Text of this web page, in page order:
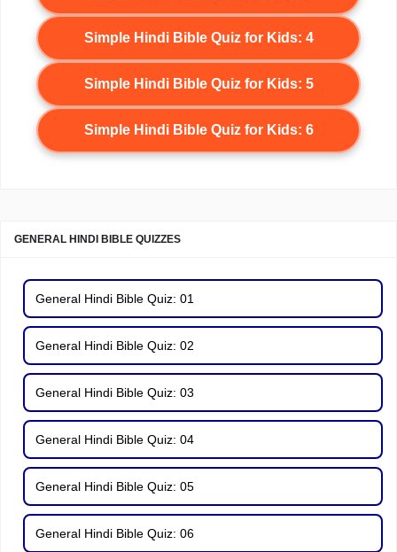
Simple Hindi Bible Quiz for Kids: 4
Simple Hindi Bible Quiz for Kids: 5
Simple Hindi Bible Quiz for Kids: 6
GENERAL HINDI BIBLE QUIZZES
General Hindi Bible Quiz: 01
General Hindi Bible Quiz: 02
General Hindi Bible Quiz: 03
General Hindi Bible Quiz: 04
General Hindi Bible Quiz: 05
General Hindi Bible Quiz: 06